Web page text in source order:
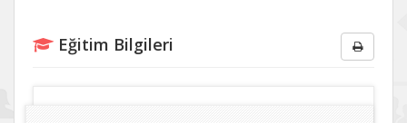
Eğitim Bilgileri